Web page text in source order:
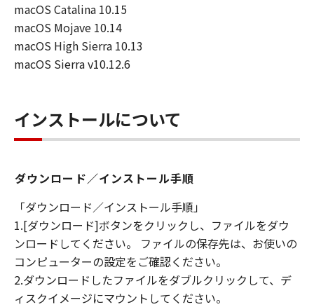
macOS Catalina 10.15
macOS Mojave 10.14
macOS High Sierra 10.13
macOS Sierra v10.12.6
インストールについて
ダウンロード／インストール手順
「ダウンロード／インストール手順」
1.[ダウンロード]ボタンをクリックし、ファイルをダウ
ンロードしてください。 ファイルの保存先は、お使いの
コンピューターの設定をご確認ください。
2.ダウンロードしたファイルをダブルクリックして、デ
ィスクイメージにマウントしてください。